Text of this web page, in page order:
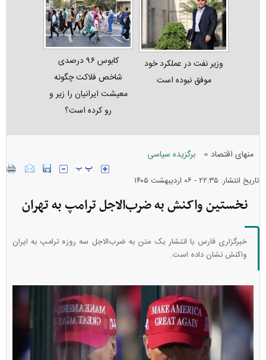
وزیر نفت در عملکرد خود
موفق نبوده است
کابوس ۹۶ درصدی
شاخص فلاکت چگونه
معیشت ایرانیان را زیر و
رو کرده است؟
منهای اقتصاد » برگزیده سیاسی
تاریخ انتشار: ۲۲:۳۵ - ۰۶ ارديبهشت ۱۴۰۵
نخستین واکنش به ضرب‌الاجل ترامپ به تهران
خبرگزاری فارس با انتشار یک متن به ضرب‌الاجل سه روزه ترامپ به ایران
واکنش نشان داده است.